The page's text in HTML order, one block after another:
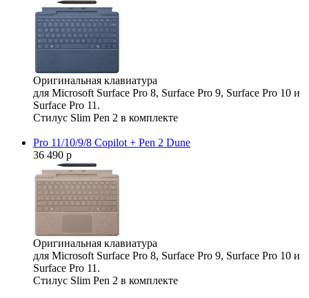
Оригинальная клавиатура
для Microsoft Surface Pro 8, Surface Pro 9, Surface Pro 10 и
Surface Pro 11.
Стилус Slim Pen 2 в комплекте
Pro 11/10/9/8 Copilot + Pen 2 Dune
36 490 р
Оригинальная клавиатура
для Microsoft Surface Pro 8, Surface Pro 9, Surface Pro 10 и
Surface Pro 11.
Стилус Slim Pen 2 в комплекте